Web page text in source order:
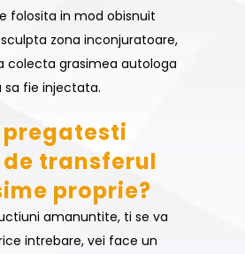
folosita in mod obisnuit
zona inconjuratoare,
colecta grasimea autologa
sa fie injectata.
pregatesti
transferul
proprie?
amanuntite, ti se va
intrebare, vei face un